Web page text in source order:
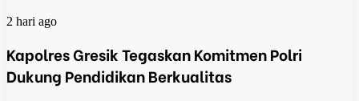
2 hari ago
Kapolres Gresik Tegaskan Komitmen Polri
Dukung Pendidikan Berkualitas